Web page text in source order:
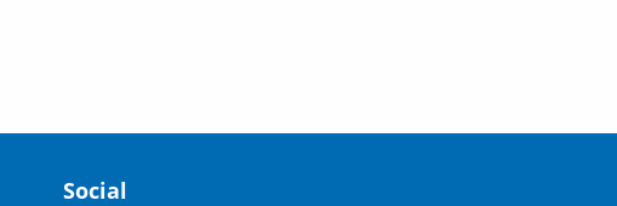
Social